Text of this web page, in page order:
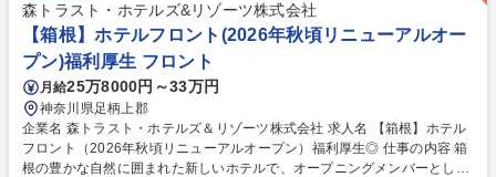
の高さや積載総重量などが法律の規定内に収まるよう、車種の組み合わせ
や積荷の高さ重さなど指示を出す必要があります。これは当社事業におい
て必要不可欠であり、極めて重要なポジションなので、とてもやりがいを
感じられる仕事です！ 募集職種 【横浜/配車管理】世界のTOYOTAグルー
プ/未経験・第二新卒歓迎/年収470万円～
森トラスト・ホテルズ&リゾーツ株式会社
【箱根】ホテルフロント(2026年秋頃リニューアルオー
プン)福利厚生 フロント
月給25万8000円～33万円
神奈川県足柄上郡
企業名 森トラスト・ホテルズ＆リゾーツ株式会社 求人名 【箱根】ホテル
フロント（2026年秋頃リニューアルオープン）福利厚生◎ 仕事の内容 箱
根の豊かな自然に囲まれた新しいホテルで、オープニングメンバーとして